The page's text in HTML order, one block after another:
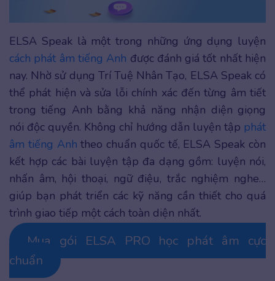
ELSA Speak là một trong những ứng dụng luyện
cách phát âm tiếng Anh được đánh giá tốt nhất hiện
nay. Nhờ sử dụng Trí Tuệ Nhân Tạo, ELSA Speak có
thể phát hiện và sửa lỗi chính xác đến từng âm tiết
trong tiếng Anh bằng khả năng nhận diện giọng
nói độc quyền. Không chỉ hướng dẫn luyện tập phát
âm tiếng Anh theo chuẩn quốc tế, ELSA Speak còn
kết hợp các bài luyện tập đa dạng gồm: luyện nói,
nhấn âm, hội thoại, ngữ điệu, trắc nghiệm nghe…
giúp bạn phát triển các kỹ năng cần thiết cho quá
trình giao tiếp một cách toàn diện nhất.
Mua gói ELSA PRO học phát âm cực
chuẩn